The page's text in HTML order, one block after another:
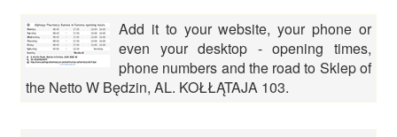
Add it to your website, your phone or
even your desktop - opening times,
phone numbers and the road to Sklep of
the Netto W Będzin, AL. KOŁŁĄTAJA 103.